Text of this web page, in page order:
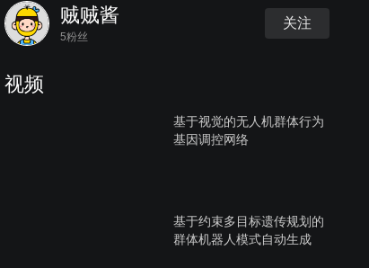
贼贼酱
5粉丝
关注
视频
基于视觉的无人机群体行为
基因调控网络
基于约束多目标遗传规划的
群体机器人模式自动生成